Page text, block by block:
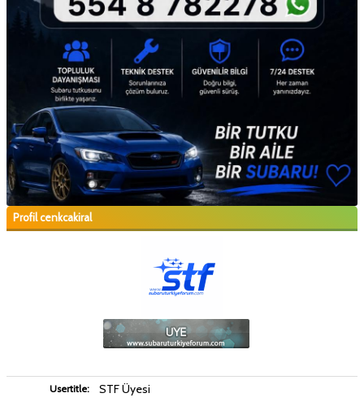
Profil cenkcakiral
Usertitle: STF Üyesi